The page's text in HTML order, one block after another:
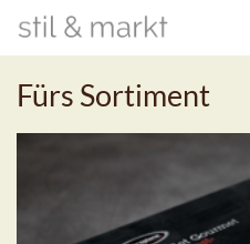
Fürs Sortiment